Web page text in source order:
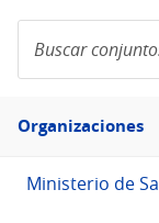
conjuntos
de
Filtro
Organizaciones
Ministerio de